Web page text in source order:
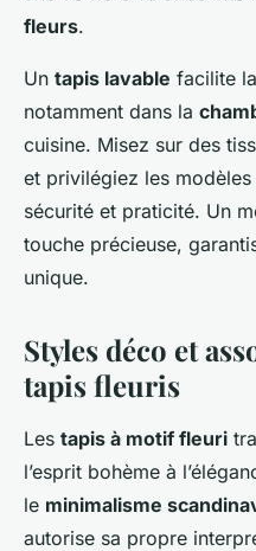
fleurs.
Un tapis lavable facilite
notamment dans la
cuisine. Misez sur des
et privilégiez les modèles
sécurité et praticité. Un
touche précieuse,
unique.
Styles déco et
tapis fleuris
Les tapis à motif fleuri
l’esprit bohème à
le minimalisme
autorise sa propre